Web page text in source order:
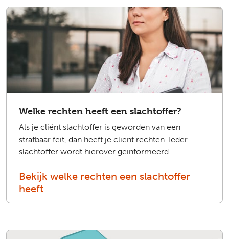
Welke rechten heeft een slachtoffer?
Als je cliënt slachtoffer is geworden van een
strafbaar feit, dan heeft je cliënt rechten. Ieder
slachtoffer wordt hierover geïnformeerd.
Bekijk welke rechten een slachtoffer
heeft